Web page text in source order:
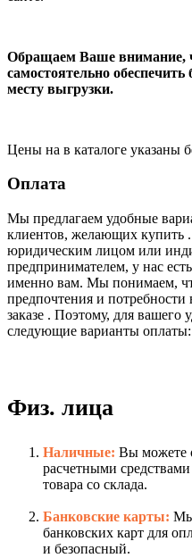
Обращаем Ваше внимание,
самостоятельно
месту выгрузки.
Цены на в каталоге указаны
Оплата
Мы предлагаем удобные
клиентов, желающих купить
юридическим лицом или
предпринимателем, у нас
именно вам. Мы понимаем,
предпочтения и
заказе . Поэтому, для вашего
следующие варианты оплаты:
Физ. лица
Наличные: Вы можете
расчетными
товара со склада.
Банковские карты: Мы
банковских карт для
и безопасный.